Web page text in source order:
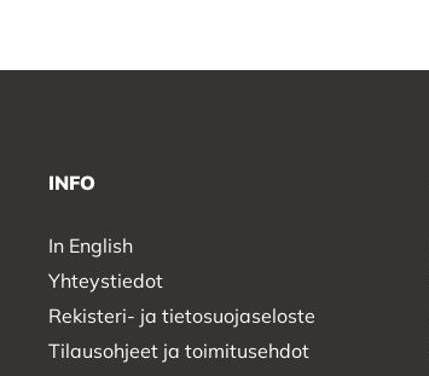
INFO
In English
Yhteystiedot
Rekisteri- ja tietosuojaseloste
Tilausohjeet ja toimitusehdot